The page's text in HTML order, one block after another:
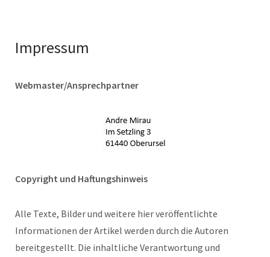
Impressum
Webmaster/Ansprechpartner
Copyright und Haftungshinweis
Alle Texte, Bilder und weitere hier veröffentlichte
Informationen der Artikel werden durch die Autoren
bereitgestellt. Die inhaltliche Verantwortung und